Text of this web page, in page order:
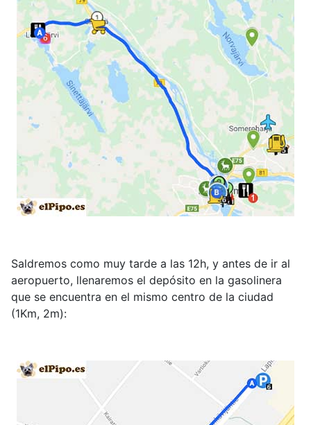
Saldremos como muy tarde a las 12h, y antes de ir al
aeropuerto, llenaremos el depósito en la gasolinera
que se encuentra en el mismo centro de la ciudad
(1Km, 2m):